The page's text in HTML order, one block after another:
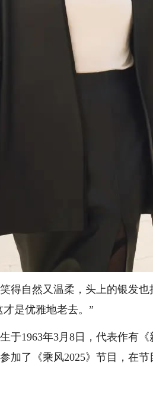
自然又温柔，头上的银发也
才是优雅地老去。”
1963年3月8日，代表作有《
加了《乘风2025》节目，在